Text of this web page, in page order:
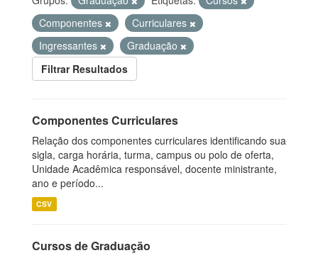
Componentes
Curriculares
Ingressantes
Graduação
Filtrar Resultados
Componentes Curriculares
Relação dos componentes curriculares identificando sua
sigla, carga horária, turma, campus ou polo de oferta,
Unidade Acadêmica responsável, docente ministrante,
ano e período...
CSV
Cursos de Graduação